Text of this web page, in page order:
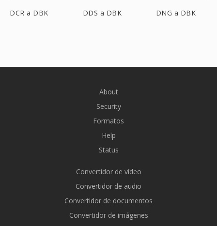
DCR a DBK DDS a DBK DNG a DBK
About
Security
Formatos
Help
Status
Convertidor de vídeo
Convertidor de audio
Convertidor de documentos
Convertidor de imágenes